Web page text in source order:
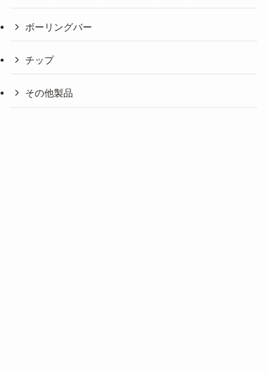
ボーリングバー
チップ
その他製品